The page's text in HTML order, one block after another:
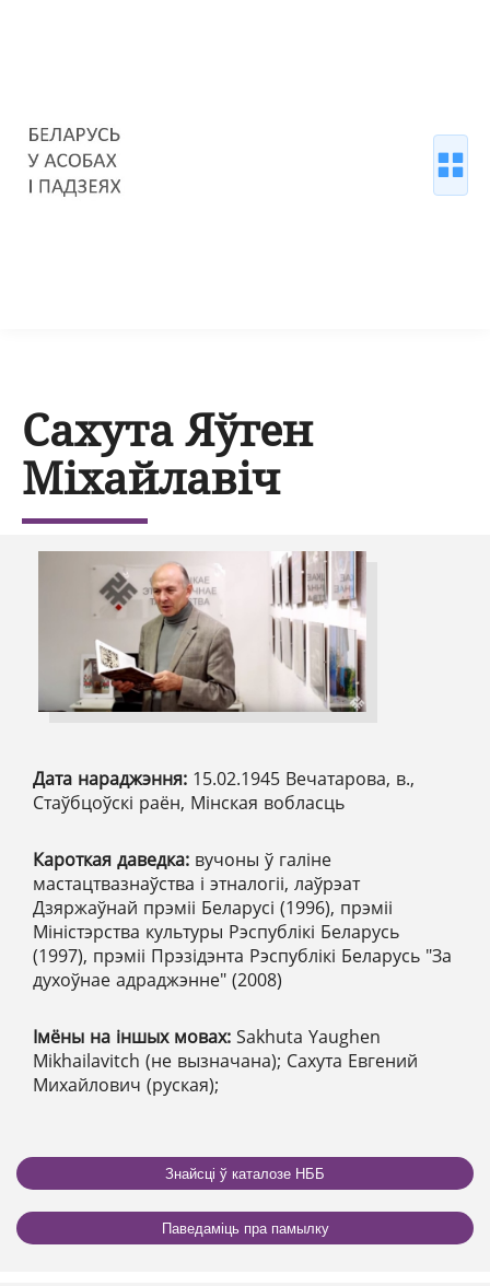
Сахута Яўген
Міхайлавіч
Дата нараджэння: 15.02.1945 Вечатарова, в.,
Стаўбцоўскі раён, Мінская вобласць
Кароткая даведка: вучоны ў галіне
мастацтвазнаўства і этналогіі, лаўрэат
Дзяржаўнай прэміі Беларусі (1996), прэміі
Міністэрства культуры Рэспублікі Беларусь
(1997), прэміі Прэзідэнта Рэспублікі Беларусь "За
духоўнае адраджэнне" (2008)
Імёны на іншых мовах: Sakhuta Yaughen
Mikhailavitch (не вызначана); Сахута Евгений
Михайлович (руская);
Знайсці ў каталозе НББ
Паведаміць пра памылку